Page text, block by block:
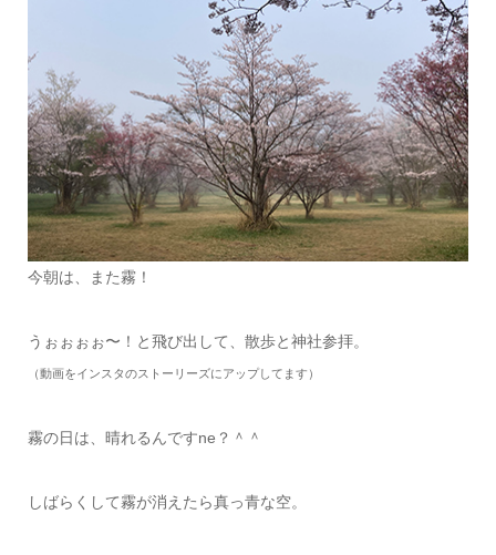
今朝は、また霧！
うぉぉぉぉ〜！と飛び出して、散歩と神社参拝。
（動画をインスタのストーリーズにアップしてます）
霧の日は、晴れるんですne？＾＾
しばらくして霧が消えたら真っ青な空。